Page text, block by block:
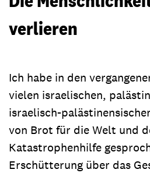
verlieren
Ich habe in den
vielen israelischen,
israelisch-
von Brot für die Welt und
Katastrophenhilfe
Erschütterung über das